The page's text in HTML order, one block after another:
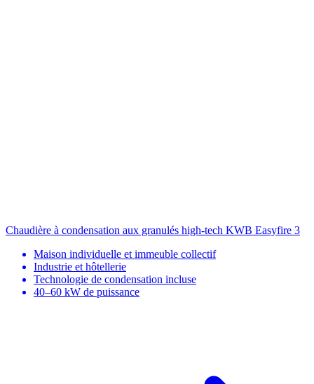
Chaudière à condensation aux granulés high-tech KWB Easyfire 3
Maison individuelle et immeuble collectif
Industrie et hôtellerie
Technologie de condensation incluse
40–60 kW de puissance